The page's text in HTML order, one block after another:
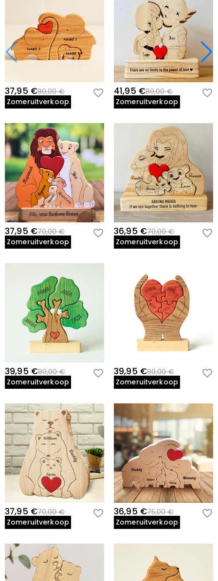
37,95 €80,00 €
Zomeruitverkoop
41,95 €80,00 €
Zomeruitverkoop
37,95 €70,00 €
Zomeruitverkoop
36,95 €70,00 €
Zomeruitverkoop
39,95 €80,00 €
Zomeruitverkoop
39,95 €80,00 €
Zomeruitverkoop
37,95 €70,00 €
Zomeruitverkoop
36,95 €75,00 €
Zomeruitverkoop